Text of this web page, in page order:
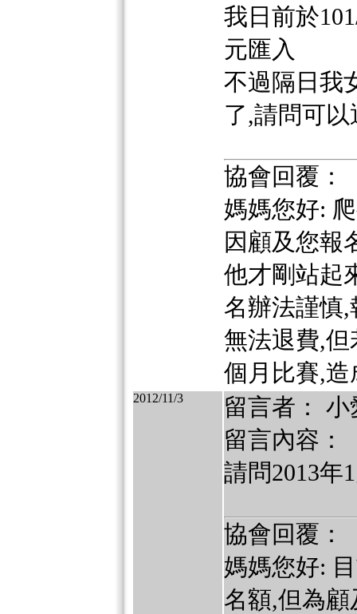
我日前於
元匯入
不過隔日我
了,請問可以
協會回覆：
媽媽您好:
因顧及您報
他才剛站起
名辦法謹慎
無法退費,
個月比賽,
2012/11/3
留言者： 小
留言內容：
請問2013年
協會回覆：
媽媽您好:
名額,但為